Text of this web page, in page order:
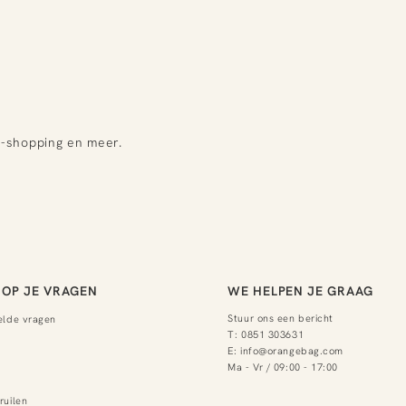
en meer.
JE VRAGEN
vragen
WE HELPEN JE GRAAG
Stuur ons een bericht
T:0851 303631
E:info@orangebag.com
Ma - Vr / 09:00 - 17:00